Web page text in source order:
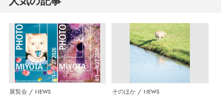
展覧会 NEWS そのほか NEWS